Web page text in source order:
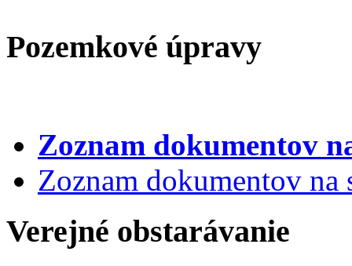
Pozemkové úpravy
Zoznam dokumentov
Zoznam dokumentov
Verejné obstarávanie